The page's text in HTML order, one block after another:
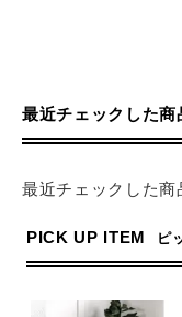
最近チェックした商
最近チェックした商
PICK UP ITEM ピ